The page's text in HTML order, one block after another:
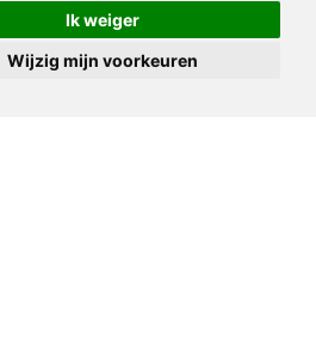
Ik weiger
Wijzig mijn voorkeuren